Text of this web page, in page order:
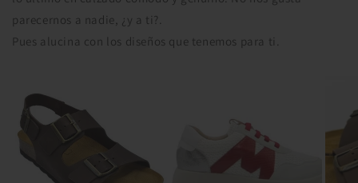
parecernos a nadie, ¿y a ti?.
Pues alucina con los diseños que tenemos para ti.